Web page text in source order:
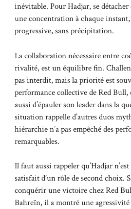
inévitable. Pour Hadjar, se
une concentration à chaque
progressive, sans précipitation.
La collaboration nécessaire entre
rivalité, est un équilibre fin.
pas interdit, mais la priorité est
performance collective de Red Bull,
aussi d’épauler son leader dans la
situation rappelle d’autres duos
hiérarchie n’a pas empêché des
remarquables.
Il faut aussi rappeler qu’Hadjar
satisfait d’un rôle de second choix.
conquérir une victoire chez Red
Bahreïn, il a montré une